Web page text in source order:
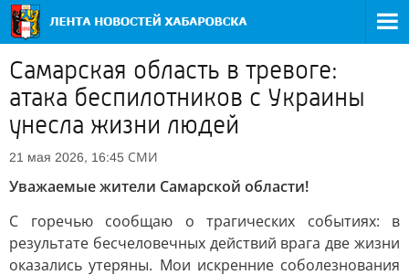
Самарская область в тревоге:
атака беспилотников с Украины
унесла жизни людей
21 мая 2026, 16:45 СМИ
Уважаемые жители Самарской области!
С горечью сообщаю о трагических событиях: в
результате бесчеловечных действий врага две жизни
оказались утеряны. Мои искренние соболезнования